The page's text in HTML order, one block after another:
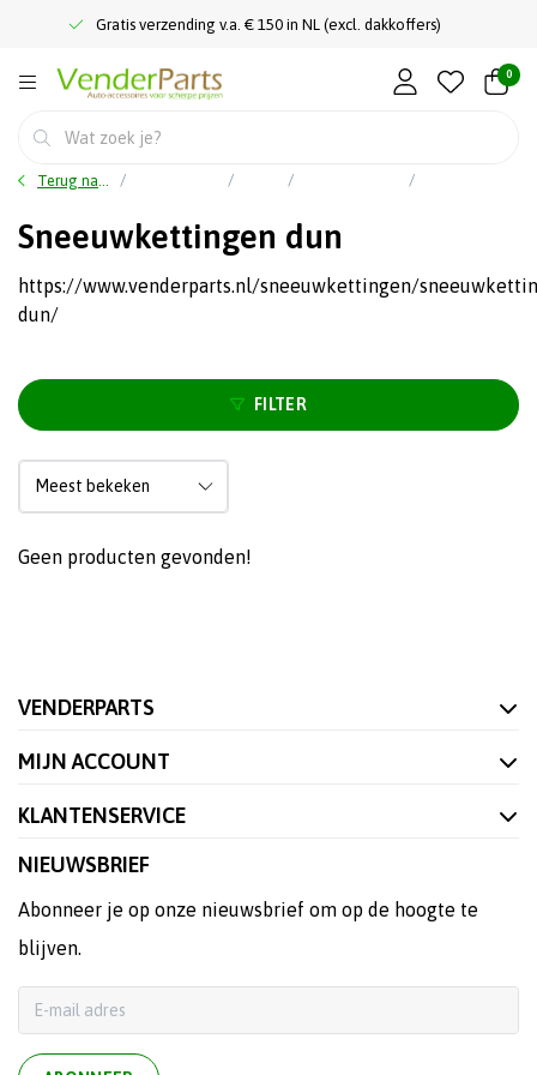
Gratis verzending v.a. € 150 in NL (excl. dakkoffers)
0
Terug naar home
Sneeuwkettingen dun
https://www.venderparts.nl/sneeuwkettingen/
dun/
FILTER
Geen producten gevonden!
VENDERPARTS
MIJN ACCOUNT
KLANTENSERVICE
NIEUWSBRIEF
Abonneer je op onze nieuwsbrief om op de hoogte te
blijven.